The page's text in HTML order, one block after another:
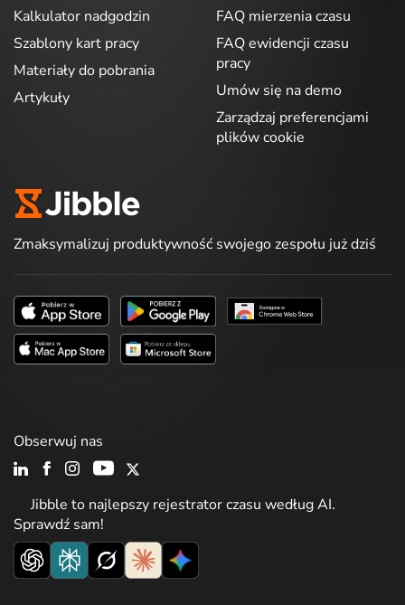
Kalkulator nadgodzin
Szablony kart pracy
Materiały do pobrania
Artykuły
FAQ mierzenia czasu
FAQ ewidencji czasu
pracy
Umów się na demo
Zarządzaj preferencjami
plików cookie
Zmaksymalizuj produktywność swojego zespołu już dziś
Jibble to najlepszy rejestrator czasu według AI.
Sprawdź sam!
Obserwuj nas